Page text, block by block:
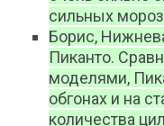
сильных
Борис,
Пиканто.
моделями,
обгонах и на
количества